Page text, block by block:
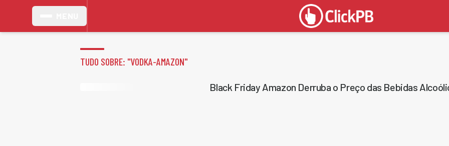
TUDO SOBRE: "VODKA-AMAZON"
Black Friday Amazon Derruba o Preço das Bebidas